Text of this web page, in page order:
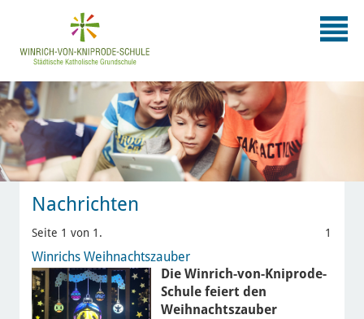
Nachrichten
Seite 1 von 1. 1
Winrichs Weihnachtszauber
Die Winrich-von-Kniprode-
Schule feiert den
Weihnachtszauber